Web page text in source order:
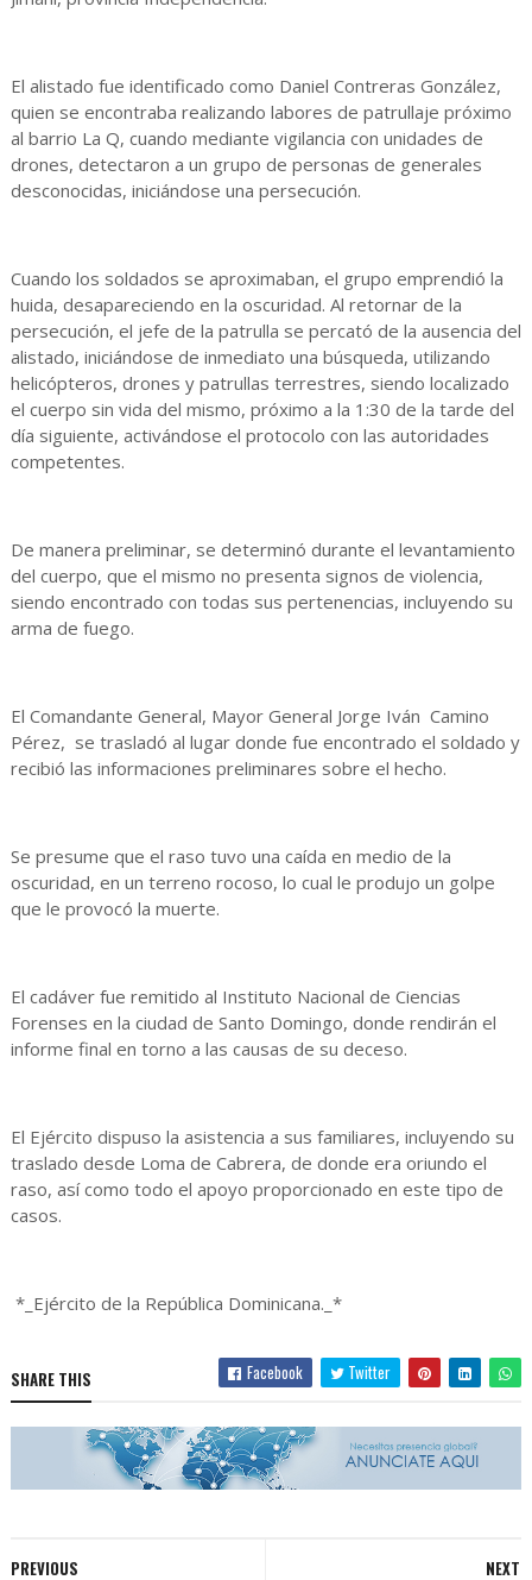
El alistado fue identificado como Daniel Contreras González,
quien se encontraba realizando labores de patrullaje próximo
al barrio La Q, cuando mediante vigilancia con unidades de
drones, detectaron a un grupo de personas de generales
desconocidas, iniciándose una persecución.
Cuando los soldados se aproximaban, el grupo emprendió la
huida, desapareciendo en la oscuridad. Al retornar de la
persecución, el jefe de la patrulla se percató de la ausencia del
alistado, iniciándose de inmediato una búsqueda, utilizando
helicópteros, drones y patrullas terrestres, siendo localizado
el cuerpo sin vida del mismo, próximo a la 1:30 de la tarde del
día siguiente, activándose el protocolo con las autoridades
competentes.
De manera preliminar, se determinó durante el levantamiento
del cuerpo, que el mismo no presenta signos de violencia,
siendo encontrado con todas sus pertenencias, incluyendo su
arma de fuego.
El Comandante General, Mayor General Jorge Iván Camino
Pérez, se trasladó al lugar donde fue encontrado el soldado y
recibió las informaciones preliminares sobre el hecho.
Se presume que el raso tuvo una caída en medio de la
oscuridad, en un terreno rocoso, lo cual le produjo un golpe
que le provocó la muerte.
El cadáver fue remitido al Instituto Nacional de Ciencias
Forenses en la ciudad de Santo Domingo, donde rendirán el
informe final en torno a las causas de su deceso.
El Ejército dispuso la asistencia a sus familiares, incluyendo su
traslado desde Loma de Cabrera, de donde era oriundo el
raso, así como todo el apoyo proporcionado en este tipo de
casos.
*_Ejército de la República Dominicana._*
SHARE THIS Facebook Twitter
NEXT
PREVIOUS